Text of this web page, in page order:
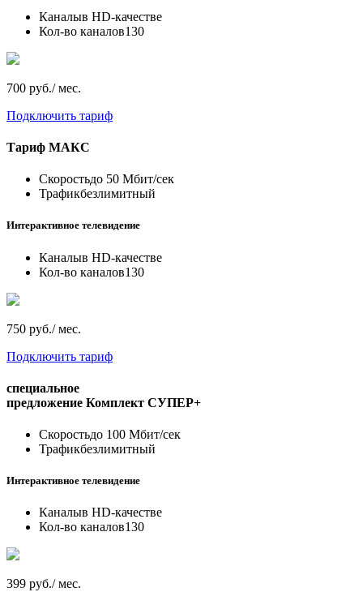
Каналыв HD-качестве
Кол-во каналов130
700 руб./ мес.
Подключить тариф
Тариф МАКС
Скоростьдо 50 Мбит/сек
Трафикбезлимитный
Интерактивное телевидение
Каналыв HD-качестве
Кол-во каналов130
750 руб./ мес.
Подключить тариф
специальное
предложение Комплект СУПЕР+
Скоростьдо 100 Мбит/сек
Трафикбезлимитный
Интерактивное телевидение
Каналыв HD-качестве
Кол-во каналов130
399 руб./ мес.